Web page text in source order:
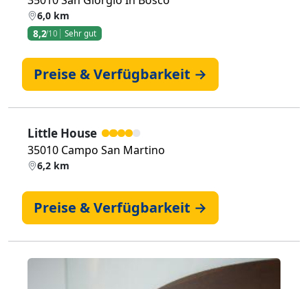
6,0 km
8,2/10 Sehr gut
Preise & Verfügbarkeit →
Little House
35010 Campo San Martino
6,2 km
Preise & Verfügbarkeit →